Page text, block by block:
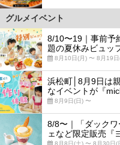
グルメイベント
8/10〜19｜事前予
題の夏休みビュッ
8月10日(月) 〜 8月19日
浜松町│8月9日は
なイベントが『
8月9日(日) 〜
8/8〜｜「ダック
ェなど限定販売『
8月8日(土) 〜 8月30日(